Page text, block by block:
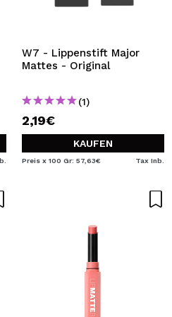
W7 - Lippenstift Major
Mattes - Original
(1)
2,19€
KAUFEN
Preis x 100 Gr: 57,63€ Tax Inb.